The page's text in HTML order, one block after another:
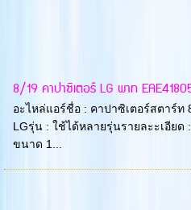
8/19 คาปาซิเตอร์ LG พาท
อะไหล่แอร์ชื่อ : คาปาซิเตอร์สตาร์ท
LGรุ่น : ใช้ได้หลายรุ่นรายละะเอียด
ขนาด 1...